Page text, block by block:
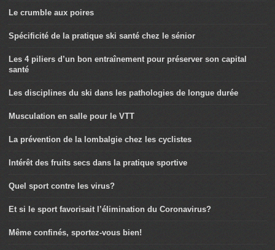
Le crumble aux poires
Spécificité de la pratique ski santé chez le sénior
Les 4 piliers d’un bon entraînement pour préserver son capital
santé
Les disciplines du ski dans les pathologies de longue durée
Musculation en salle pour le VTT
La prévention de la lombalgie chez les cyclistes
Intérêt des fruits secs dans la pratique sportive
Quel sport contre les virus?
Et si le sport favorisait l’élimination du Coronavirus?
Même confinés, sportez-vous bien!